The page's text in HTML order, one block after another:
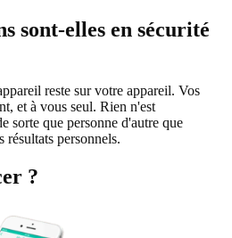
sont-elles en sécurité
reste sur votre appareil. Vos
et à vous seul. Rien n'est
sorte que personne d'autre que
résultats personnels.
?